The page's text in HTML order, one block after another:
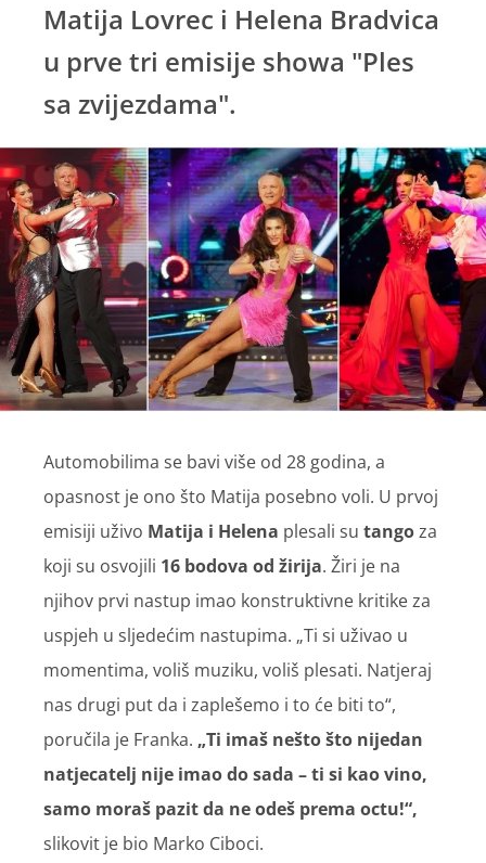
Matija Lovrec i Helena Bradvica
u prve tri emisije showa "Ples
sa zvijezdama".
Automobilima se bavi više od 28 godina, a
opasnost je ono što Matija posebno voli. U prvoj
emisiji uživo Matija i Helena plesali su tangoza
koji su osvojili 16 bodova od žirija. Žiri je na
njihov prvi nastup imao konstruktivne kritike za
uspjeh u sljedećim nastupima. „Ti si uživao u
momentima, voliš muziku, voliš plesati. Natjeraj
nas drugi put da i zaplešemo i to će biti to“,
poručila je Franka. „Ti imaš nešto što nijedan
natjecatelj nije imao do sada – ti si kao vino,
samo moraš pazit da ne odeš prema octu!“,
slikovit je bio Marko Ciboci.